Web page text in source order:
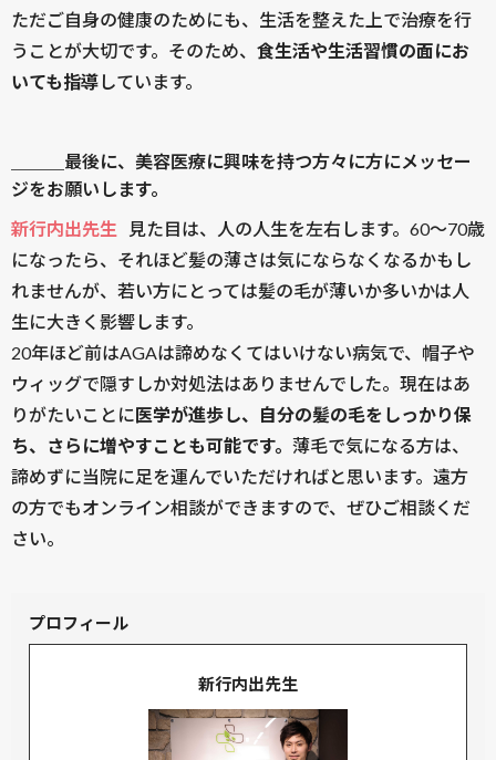
ただご自身の健康のためにも、生活を整えた上で治療を行
うことが大切です。そのため、 食生活や生活習慣の面にお
いても指導 しています。
＿＿＿最後に、美容医療に興味を持つ方々に方にメッセー
ジをお願いします。
新行内出先生
見た目は、人の人生を左右します。60〜70歳
になったら、それほど髪の薄さは気にならなくなるかもし
れませんが、若い方にとっては髪の毛が薄いか多いかは人
生に大きく影響します。
20年ほど前はAGAは諦めなくてはいけない病気で、帽子や
ウィッグで隠すしか対処法はありませんでした。現在はあ
りがたいことに医学が進歩し、自分の髪の毛をしっかり保
ち、さらに増やすことも可能です。 薄毛で気になる方は、
諦めずに当院に足を運んでいただければと思います。遠方
の方でもオンライン相談ができますので、ぜひご相談くだ
さい。
プロフィール
新行内出先生